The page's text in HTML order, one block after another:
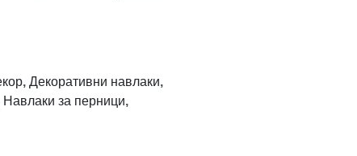
, Декоративни навлаки,
Навлаки за перници,